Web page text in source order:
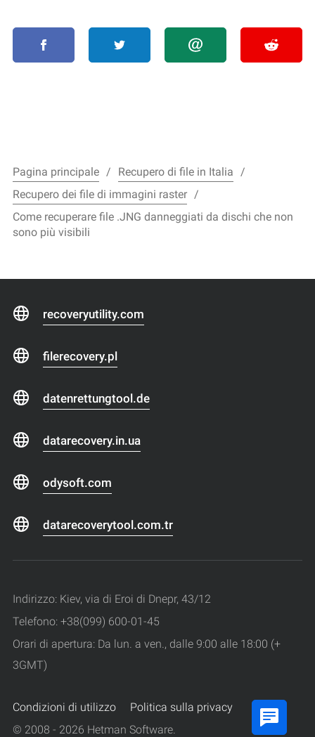
Pagina principale
Recupero di file in Italia
Recupero dei file di immagini raster
Come recuperare file .JNG danneggiati da dischi che non
sono più visibili
recoveryutility.com
filerecovery.pl
datenrettungtool.de
datarecovery.in.ua
odysoft.com
datarecoverytool.com.tr
Indirizzo: Kiev, via di Eroi di Dnepr, 43/12
Telefono: +38(099) 600-01-45
Orari di apertura: Da lun. a ven., dalle 9:00 alle 18:00 (+
3GMT)
Condizioni di utilizzo
Politica sulla privacy
© 2008 - 2026 Hetman Software.